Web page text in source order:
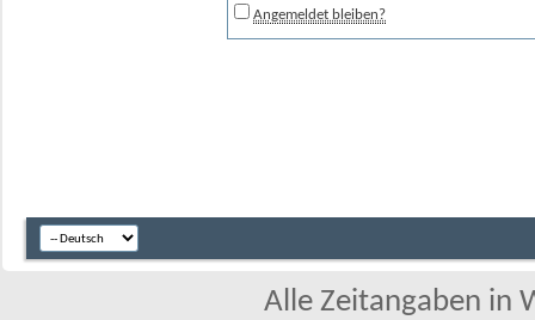
Angemeldet bleiben?
Alle Zeitangaben in